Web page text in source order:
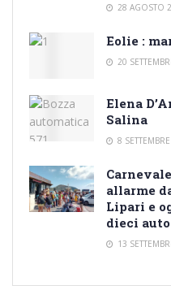
28 AGOSTO
Eolie :
20
Elena
Salina
8
allarme
Lipari e
dieci
13